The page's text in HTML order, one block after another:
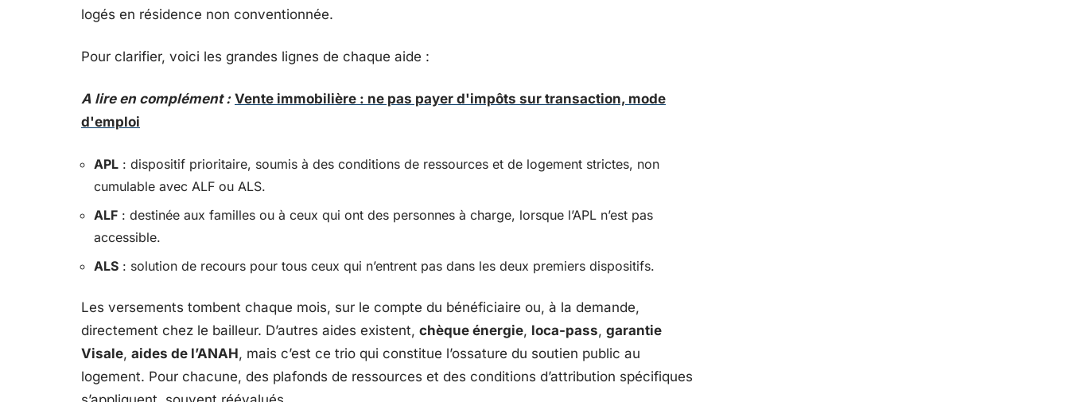
logés en résidence non conventionnée.
Pour clarifier, voici les grandes lignes de chaque aide :
A lire en complément : Vente immobilière : ne pas payer d'impôts sur transaction, mode
d'emploi
APL : dispositif prioritaire, soumis à des conditions de ressources et de logement strictes, non
cumulable avec ALF ou ALS.
ALF : destinée aux familles ou à ceux qui ont des personnes à charge, lorsque l’APL n’est pas
accessible.
ALS : solution de recours pour tous ceux qui n’entrent pas dans les deux premiers dispositifs.
Les versements tombent chaque mois, sur le compte du bénéficiaire ou, à la demande,
directement chez le bailleur. D’autres aides existent, chèque énergie, loca-pass, garantie
Visale, aides de l’ANAH, mais c’est ce trio qui constitue l’ossature du soutien public au
logement. Pour chacune, des plafonds de ressources et des conditions d’attribution spécifiques